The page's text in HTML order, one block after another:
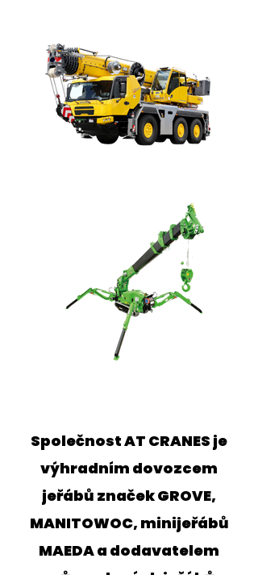
Společnost AT CRANES je
výhradním dovozcem
jeřábů značek GROVE,
MANITOWOC, minijeřábů
MAEDA a dodavatelem